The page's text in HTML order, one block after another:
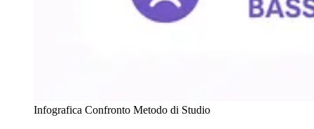
Infografica Confronto Metodo di Studio